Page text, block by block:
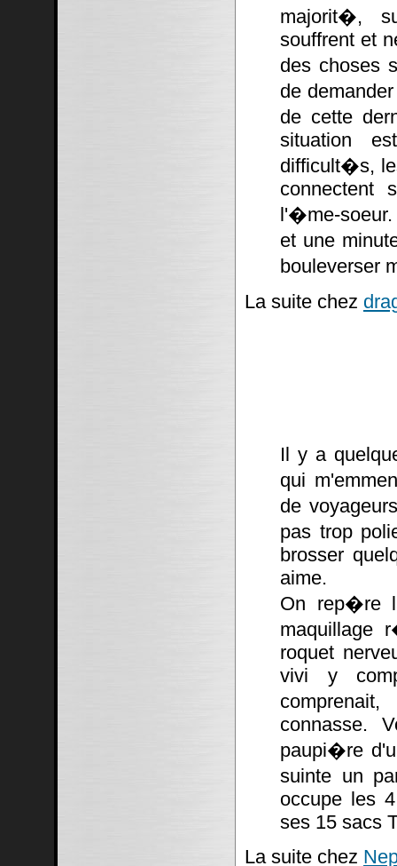
majorit�,
souffrent et
des choses
de
de cette
situation
difficult�s,
connectent
l'�me-soeur.
et une
bouleverser
La suite chez
Il y a
qui
de
pas trop
brosser
aime.
On rep�re
roquet
vivi y
connasse.
paupi�re
suinte un
occupe les
ses 15 sacs
La suite chez